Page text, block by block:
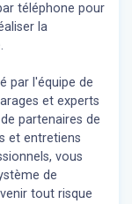
téléphone pour
la
par l'équipe de
et experts
partenaires de
et entretiens
vous
de
tout risque